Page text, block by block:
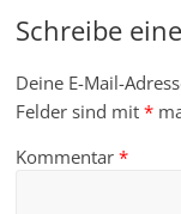
Schreibe
Deine E-Mail-
Felder sind mit*
Kommentar*